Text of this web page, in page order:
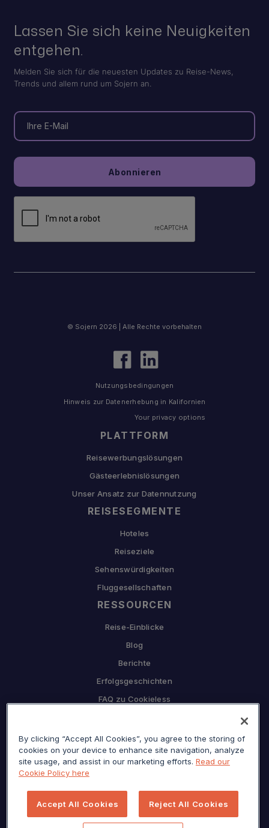
Lassen Sie sich keine Neuigkeiten
entgehen.
Melden Sie sich für die neuesten Updates zu Reise-News,
Trends und allem rund um Sojern an.
PLATTFORM
Reisewerbungslösungen
Gästeerlebnislösungen
Unser Ansatz zur Datennutzung
REISESEGMENTE
Hoteles
Reiseziele
Sehenswürdigkeiten
Fluggesellschaften
RESSOURCEN
Reise-Einblicke
Blog
Berichte
Erfolgsgeschichten
FAQ zu Cookieless
Warum Sojern
Partnerschaft mit uns
Presse
Datenschutzzentrum
© Sojern 2026 | Alle Rechte vorbehalten
Nutzungsbedingungen
Hinweis zur Datenerhebung in Kalifornien
Your privacy options
By clicking “Accept All Cookies”, you agree to the storing of
cookies on your device to enhance site navigation, analyze
site usage, and assist in our marketing efforts. Read our
Cookie Policy here
Accept All Cookies Reject All Cookies